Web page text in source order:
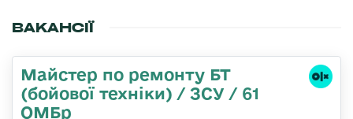
ВАКАНСІЇ
Майстер по ремонту БТ
(бойової техніки) / ЗСУ / 61
ОМБр